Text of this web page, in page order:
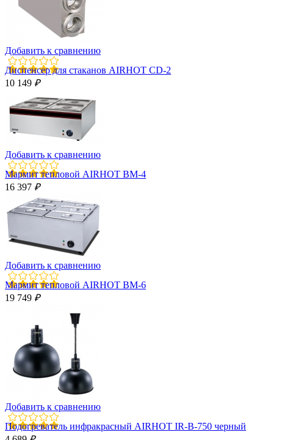
Добавить к сравнению
Диспенсер для стаканов AIRHOT CD-2
10 149 ₽
Добавить к сравнению
Мармит тепловой AIRHOT BM-4
16 397 ₽
Добавить к сравнению
Мармит тепловой AIRHOT BM-6
19 749 ₽
Добавить к сравнению
Подогреватель инфракрасный AIRHOT IR-B-750 черный